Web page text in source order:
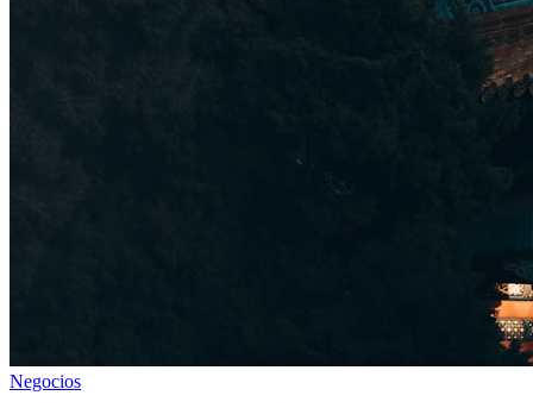
Negocios